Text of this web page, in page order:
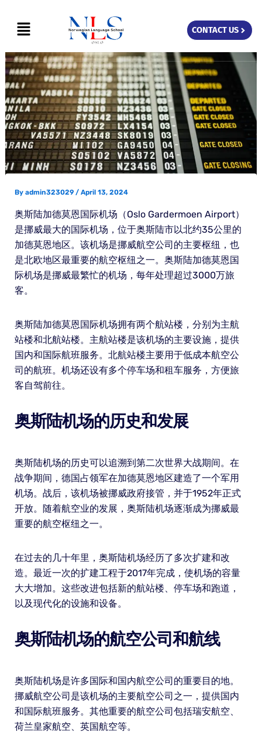
content
Menu CONTACT US
By admin323029 / April 13, 2024
奥斯陆加德莫恩国际机场（Oslo Gardermoen Airport）
是挪威最大的国际机场，位于奥斯陆市以北约35公里的
加德莫恩地区。该机场是挪威航空公司的主要枢纽，也
是北欧地区最重要的航空枢纽之一。奥斯陆加德莫恩国
际机场是挪威最繁忙的机场，每年处理超过3000万旅
客。
奥斯陆加德莫恩国际机场拥有两个航站楼，分别为主航
站楼和北航站楼。主航站楼是该机场的主要设施，提供
国内和国际航班服务。北航站楼主要用于低成本航空公
司的航班。机场还设有多个停车场和租车服务，方便旅
客自驾前往。
奥斯陆机场的历史和发展
奥斯陆机场的历史可以追溯到第二次世界大战期间。在
战争期间，德国占领军在加德莫恩地区建造了一个军用
机场。战后，该机场被挪威政府接管，并于1952年正式
开放。随着航空业的发展，奥斯陆机场逐渐成为挪威最
重要的航空枢纽之一。
在过去的几十年里，奥斯陆机场经历了多次扩建和改
造。最近一次的扩建工程于2017年完成，使机场的容量
大大增加。这些改进包括新的航站楼、停车场和跑道，
以及现代化的设施和设备。
奥斯陆机场的航空公司和航线
奥斯陆机场是许多国际和国内航空公司的重要目的地。
挪威航空公司是该机场的主要航空公司之一，提供国内
和国际航班服务。其他重要的航空公司包括瑞安航空、
荷兰皇家航空、英国航空等。